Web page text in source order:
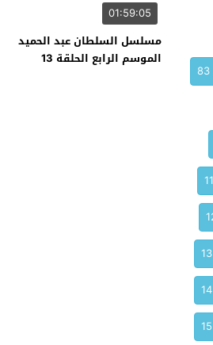
01:59:05
مسلسل السلطان عبد الحميد
الموسم الرابع الحلقة 13